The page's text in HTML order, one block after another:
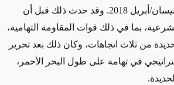
تهامة بالحديدة في 19 نيسان/أبريل 2018. وقد حدث ذلك قبل أن
بما في ذلك قوات المقاومة التهامية،
من ثلاث اتجاهات، وكان ذلك بعد تحرير
في تهامة على طول البحر الأحمر،
.